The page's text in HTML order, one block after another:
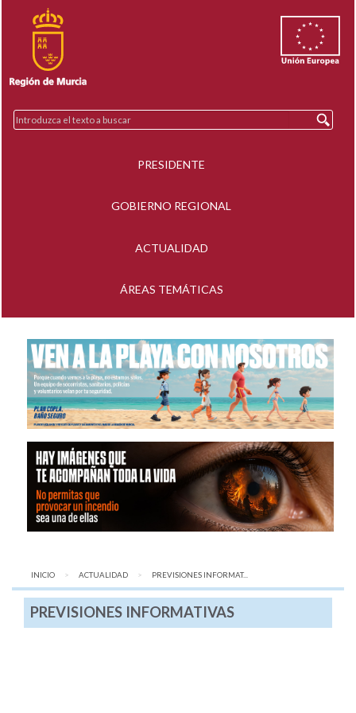
PRESIDENTE
GOBIERNO REGIONAL
ACTUALIDAD
ÁREAS TEMÁTICAS
INICIO ACTUALIDAD AQUÍ:
PREVISIONES INFORMAT...
PREVISIONES INFORMATIVAS